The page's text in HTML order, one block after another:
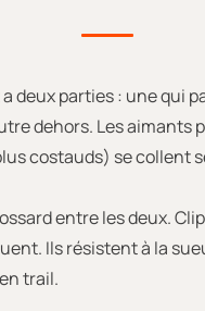
deux parties : une qui
dehors. Les aimants
costauds) se collent
entre les deux.
Ils résistent à la
trail.